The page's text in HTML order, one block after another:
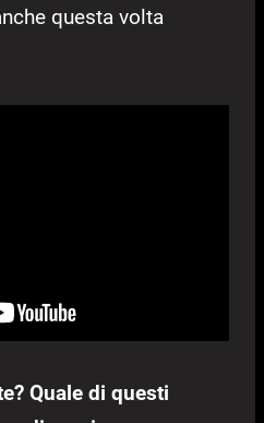
questa volta
Quale di questi